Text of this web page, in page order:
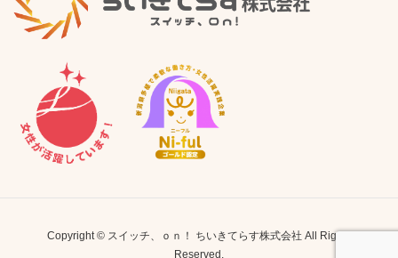
Copyright © スイッチ、ｏｎ！ ちいきてらす株式会社 All Rights
Reserved.